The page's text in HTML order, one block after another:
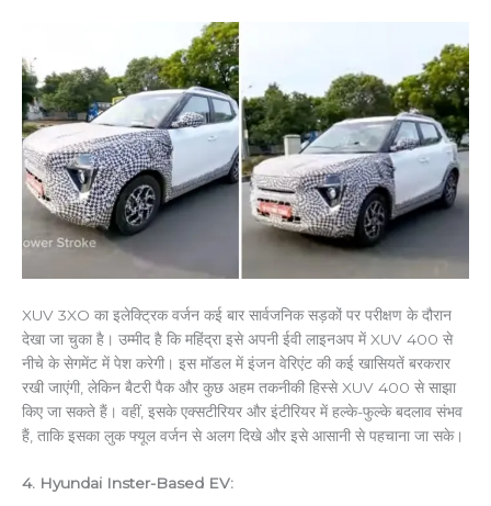
XUV 3XO का इलेक्ट्रिक वर्जन कई बार सार्वजनिक सड़कों पर परीक्षण के दौरान
देखा जा चुका है। उम्मीद है कि महिंद्रा इसे अपनी ईवी लाइनअप में XUV 400 से
नीचे के सेगमेंट में पेश करेगी। इस मॉडल में इंजन वेरिएंट की कई खासियतें बरकरार
रखी जाएंगी, लेकिन बैटरी पैक और कुछ अहम तकनीकी हिस्से XUV 400 से साझा
किए जा सकते हैं। वहीं, इसके एक्सटीरियर और इंटीरियर में हल्के-फुल्के बदलाव संभव
हैं, ताकि इसका लुक फ्यूल वर्जन से अलग दिखे और इसे आसानी से पहचाना जा सके।
4. Hyundai Inster-Based EV: